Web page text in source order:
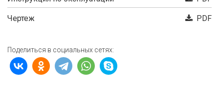
Чертеж PDF
Поделиться в социальных сетях: